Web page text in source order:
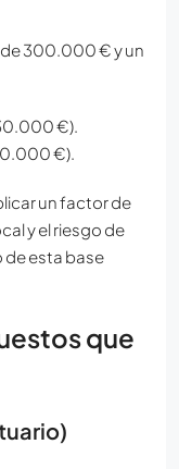
de 300.000 € y un
€).
€).
un factor de
y el riesgo de
esta base
que